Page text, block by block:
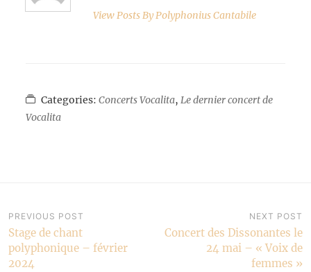
View Posts ByPolyphonius Cantabile
Categories:Concerts Vocalita,Le dernier concert de
Vocalita
Navigation
de
PREVIOUS POST
Stage de chant
polyphonique – février
2024
NEXT POST
Concert des Dissonantes le
24 mai – « Voix de
femmes »